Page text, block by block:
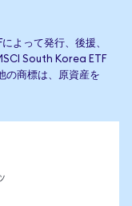
よって発行、後援、
South Korea ETF
の商標は、原資産を